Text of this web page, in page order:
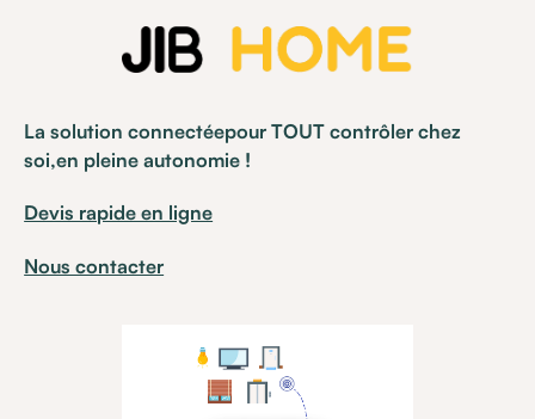
La solution connectéepour TOUT contrôler chez
soi,en pleine autonomie !
Devis rapide en ligne
Nous contacter